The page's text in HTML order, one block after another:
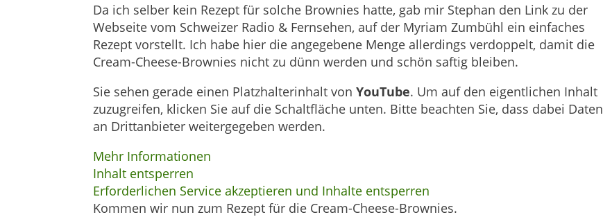
Da ich selber kein Rezept für solche Brownies hatte, gab mir Stephan den Link zu der
Webseite vom Schweizer Radio & Fernsehen, auf der Myriam Zumbühl ein einfaches
Rezept vorstellt. Ich habe hier die angegebene Menge allerdings verdoppelt, damit die
Cream-Cheese-Brownies nicht zu dünn werden und schön saftig bleiben.
Sie sehen gerade einen Platzhalterinhalt vonYouTube. Um auf den eigentlichen Inhalt
zuzugreifen, klicken Sie auf die Schaltfläche unten. Bitte beachten Sie, dass dabei Daten
an Drittanbieter weitergegeben werden.
Mehr Informationen
Inhalt entsperren
Erforderlichen Service akzeptieren und Inhalte entsperren
Kommen wir nun zum Rezept für die Cream-Cheese-Brownies.